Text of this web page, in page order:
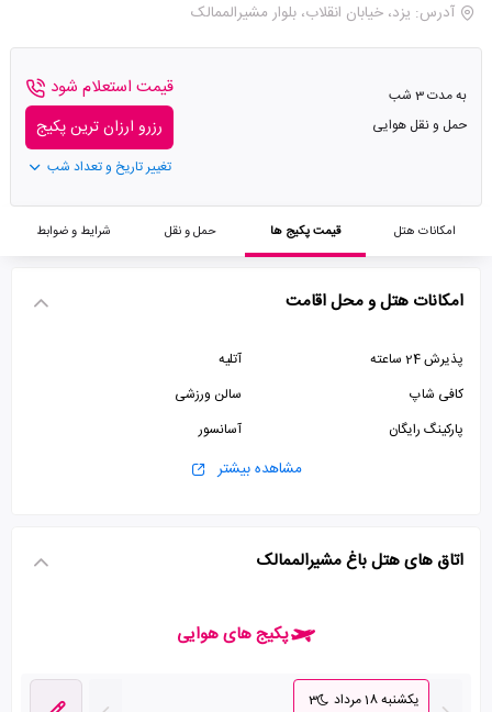
آدرس: یزد، خیابان انقلاب، بلوار مشیرالممالک
به مدت 3 شب
حمل و نقل هوایی
قیمت استعلام شود
رزرو ارزان ترین پکیج
تغییر تاریخ و تعداد شب
امکانات هتل قیمت پکیج ها حمل و نقل شرایط و ضوابط
امکانات هتل و محل اقامت
پذیرش 24 ساعته
آتلیه
کافی شاپ
سالن ورزشی
پارکینگ رایگان
آسانسور
مشاهده بیشتر
اتاق های هتل باغ مشیرالممالک
پکیج های هوایی
یکشنبه 18 مرداد
3